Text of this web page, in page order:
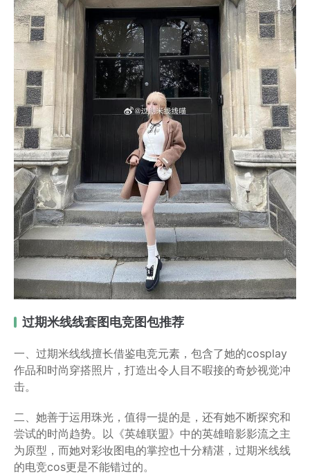
过期米线线套图电竞图包推荐
一、过期米线线擅长借鉴电竞元素，包含了她的cosplay
作品和时尚穿搭照片，打造出令人目不暇接的奇妙视觉冲
击。
二、她善于运用珠光，值得一提的是，还有她不断探究和
尝试的时尚趋势。以《英雄联盟》中的英雄暗影影流之主
为原型，而她对彩妆图电的掌控也十分精湛，过期米线线
的电竞cos更是不能错过的。